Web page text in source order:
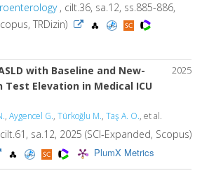
, cilt.36, sa.12, ss.885-886,
TRDizin)
2025
with Baseline and New-
Test Elevation in Medical ICU
, Aygencel G., Türkoğlu M., Taş A. O., et al.
sa.12, 2025 (SCI-Expanded, Scopus)
PlumX Metrics